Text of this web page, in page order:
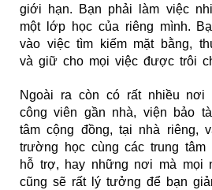
giới hạn. Bạn phải làm việc
một lớp học của riêng mình.
vào việc tìm kiếm mặt bằng,
và giữ cho mọi việc được trôi
Ngoài ra còn có rất nhiều nơi
công viên gần nhà, viện bảo
tâm cộng đồng, tại nhà riêng,
trường học cùng các trung tâm
hỗ trợ, hay những nơi mà mọi
cũng sẽ rất lý tưởng để bạn